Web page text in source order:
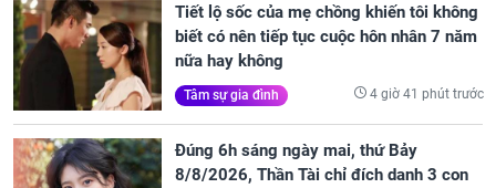
Tiết lộ sốc của mẹ chồng khiến tôi không
biết có nên tiếp tục cuộc hôn nhân 7 năm
nữa hay không
Tâm sự gia đình 4 giờ 41 phút trước
Đúng 6h sáng ngày mai, thứ Bảy
8/8/2026, Thần Tài chỉ đích danh 3 con